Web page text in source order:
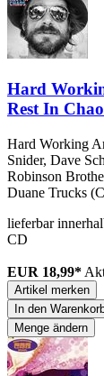
Hard
Rest In
Hard Working
Snider, Dave
Robinson
Duane Trucks
lieferbar
CD
EUR 18,99*
Artikel merken
In den
Menge ändern